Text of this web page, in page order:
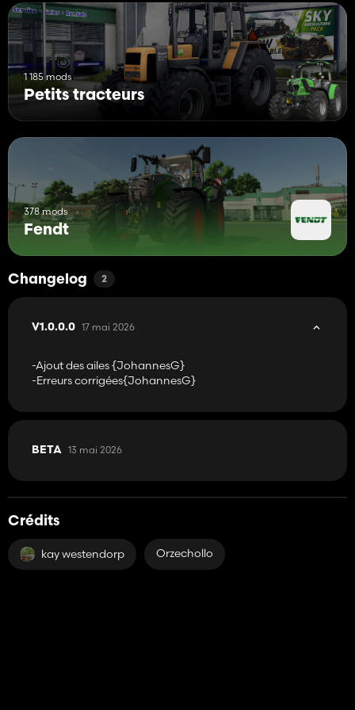
1 185 mods
Petits tracteurs
378 mods
Fendt
Changelog 2
V1.0.0.0 17 mai 2026
-Ajout des ailes {JohannesG}
-Erreurs corrigées{JohannesG}
BETA 13 mai 2026
Crédits
kay westendorp Orzechollo